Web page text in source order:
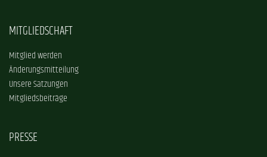
MITGLIEDSCHAFT
Mitglied werden
Änderungsmitteilung
Unsere Satzungen
Mitgliedsbeiträge
PRESSE